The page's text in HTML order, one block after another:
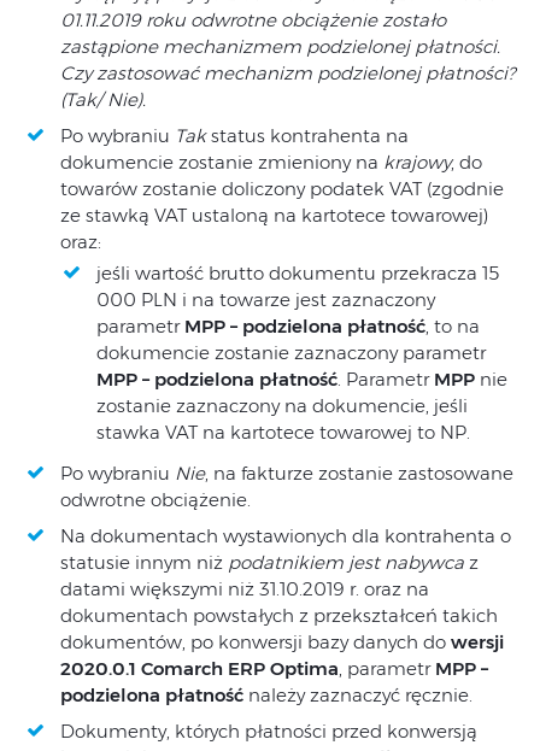
01.11.2019 roku odwrotne obciążenie zostało
zastąpione mechanizmem podzielonej płatności.
Czy zastosować mechanizm podzielonej płatności?
(Tak/ Nie).
Po wybraniu Takstatus kontrahenta na
dokumencie zostanie zmieniony na krajowy, do
towarów zostanie doliczony podatek VAT (zgodnie
ze stawką VAT ustaloną na kartotece towarowej)
oraz:
jeśli wartość brutto dokumentu przekracza 15
000 PLN i na towarze jest zaznaczony
parametr MPP – podzielona płatność, to na
dokumencie zostanie zaznaczony parametr
MPP – podzielona płatność. Parametr MPP nie
zostanie zaznaczony na dokumencie, jeśli
stawka VAT na kartotece towarowej to NP.
Po wybraniu Nie, na fakturze zostanie zastosowane
odwrotne obciążenie.
Na dokumentach wystawionych dla kontrahenta o
statusie innym niż podatnikiem jest nabywca z
datami większymi niż 31.10.2019 r. oraz na
dokumentach powstałych z przekształceń takich
dokumentów, po konwersji bazy danych do wersji
2020.0.1 Comarch ERP Optima, parametr MPP –
podzielona płatność należy zaznaczyć ręcznie.
Dokumenty, których płatności przed konwersją